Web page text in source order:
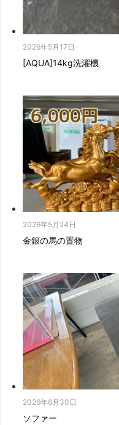
2026年5月17日
[AQUA]14kg洗濯機
2026年5月24日
金銀の馬の置物
2026年6月30日
ソファー